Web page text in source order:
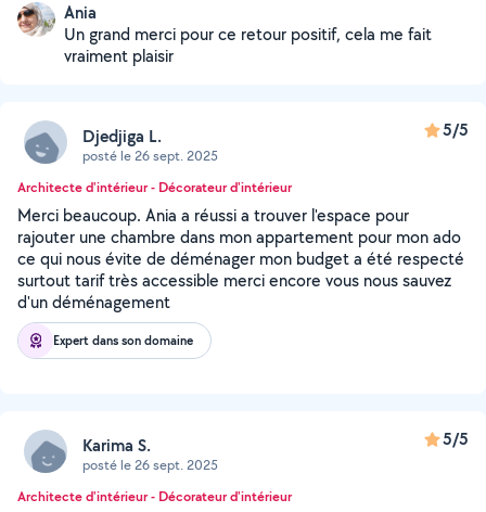
Ania
Un grand merci pour ce retour positif, cela me fait
vraiment plaisir
Djedjiga L.
posté le 26 sept. 2025
5/5
Architecte d'intérieur - Décorateur d'intérieur
Merci beaucoup. Ania a réussi a trouver l'espace pour
rajouter une chambre dans mon appartement pour mon ado
ce qui nous évite de déménager mon budget a été respecté
surtout tarif très accessible merci encore vous nous sauvez
d'un déménagement
Expert dans son domaine
Karima S.
posté le 26 sept. 2025
5/5
Architecte d'intérieur - Décorateur d'intérieur